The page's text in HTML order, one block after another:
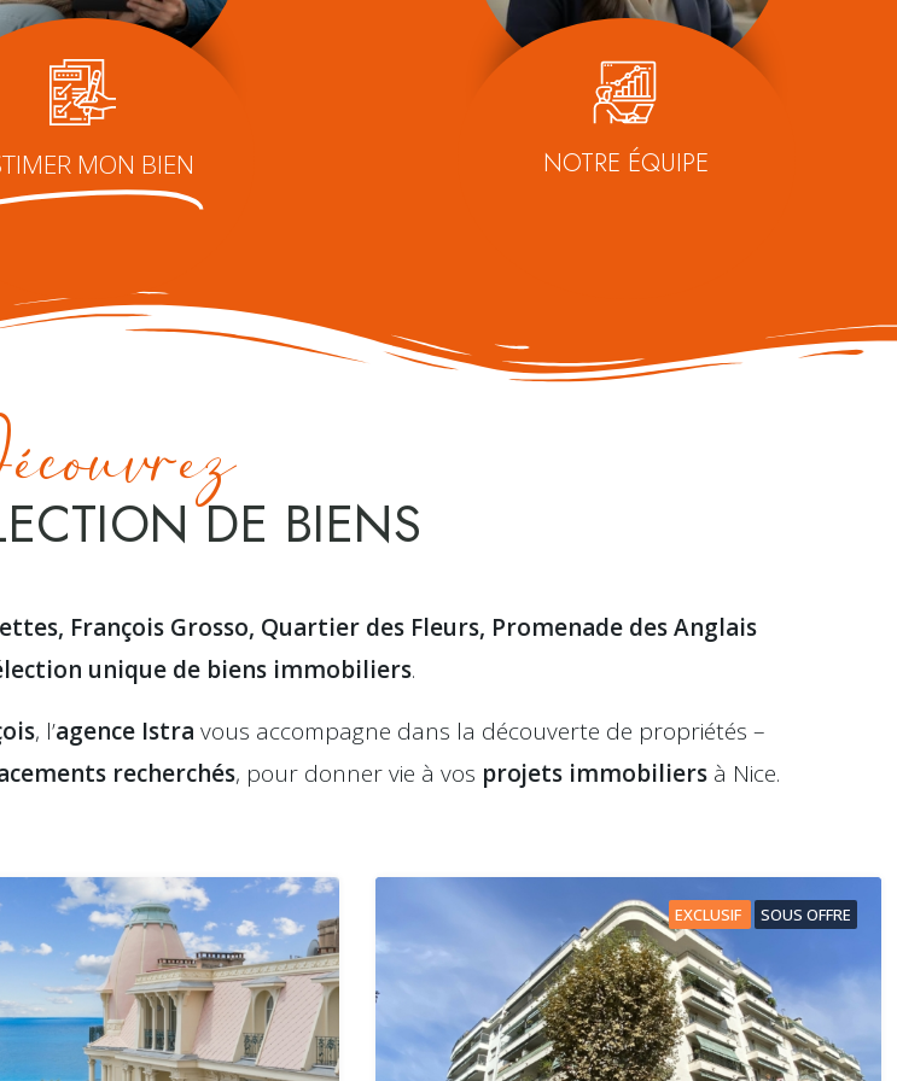
MON BIEN NOTRE ÉQUIPE
DE BIENS
François Grosso, Quartier des Fleurs, Promenade des Anglais
unique de biens immobiliers.
, l’agence Istra vous accompagne dans la découverte de propriétés –
recherchés, pour donner vie à vos projets immobiliersà Nice.
EXCLUSIF SOUS OFFRE